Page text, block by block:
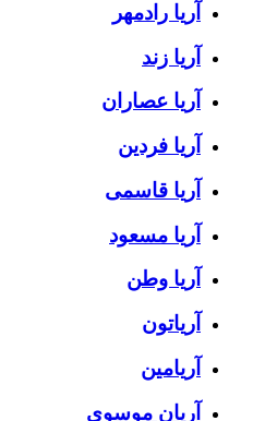
آریا رادمهر
آریا زند
آریا عصاران
آریا فردین
آریا قاسمی
آریا مسعود
آریا وطن
آریاتون
آریامین
آریان موسوی